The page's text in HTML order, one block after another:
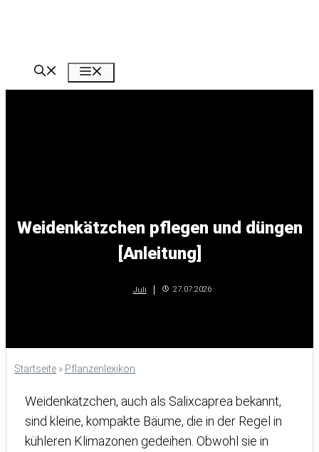
Weidenkätzchen pflegen und düngen
[Anleitung]
Juli 27.07.2026
Startseite » Pflanzenlexikon
Weidenkätzchen, auch als Salixcaprea bekannt,
sind kleine, kompakte Bäume, die in der Regel in
kühleren Klimazonen gedeihen. Obwohl sie in